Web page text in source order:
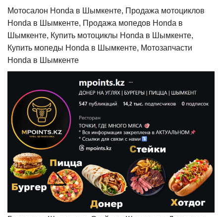
Мотосалон Honda в Шымкенте, Продажа мотоциклов
Honda в Шымкенте, Продажа мопедов Honda в
Шымкенте, Купить мотоциклы Honda в Шымкенте,
Купить мопеды Honda в Шымкенте, Мотозапчасти
Honda в Шымкенте